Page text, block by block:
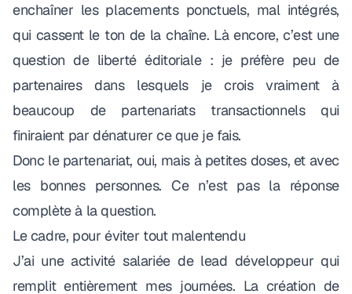
enchaîner les placements ponctuels, mal intégrés,
qui cassent le ton de la chaîne. Là encore, c’est une
question de liberté éditoriale : je préfère peu de
partenaires dans lesquels je crois vraiment à
beaucoup de partenariats transactionnels qui
finiraient par dénaturer ce que je fais.
Donc le partenariat, oui, mais à petites doses, et avec
les bonnes personnes. Ce n’est pas la réponse
complète à la question.
Le cadre, pour éviter tout malentendu
J’ai une activité salariée de lead développeur qui
remplit entièrement mes journées. La création de